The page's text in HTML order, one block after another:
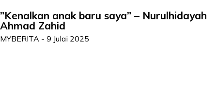
”Kenalkan anak baru saya” – Nurulhidayah
Ahmad Zahid
MYBERITA - 9 Julai 2025